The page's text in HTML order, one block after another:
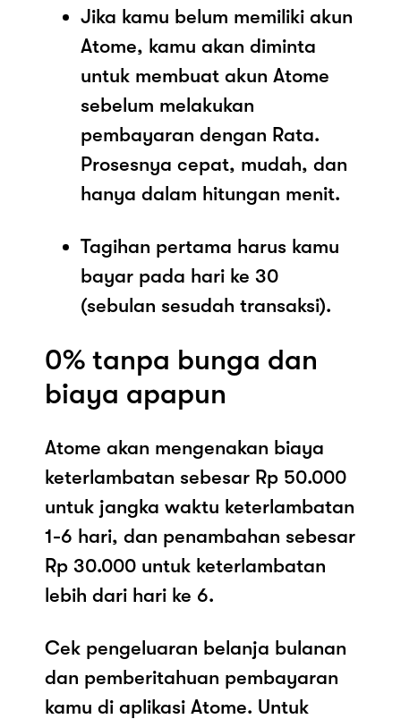
Jika kamu belum memiliki akun
Atome, kamu akan diminta
untuk membuat akun Atome
sebelum melakukan
pembayaran dengan Rata.
Prosesnya cepat, mudah, dan
hanya dalam hitungan menit.
Tagihan pertama harus kamu
bayar pada hari ke 30
(sebulan sesudah transaksi).
0% tanpa bunga dan
biaya apapun
Atome akan mengenakan biaya
keterlambatan sebesar Rp 50.000
untuk jangka waktu keterlambatan
1-6 hari, dan penambahan sebesar
Rp 30.000 untuk keterlambatan
lebih dari hari ke 6.
Cek pengeluaran belanja bulanan
dan pemberitahuan pembayaran
kamu di aplikasi Atome. Untuk